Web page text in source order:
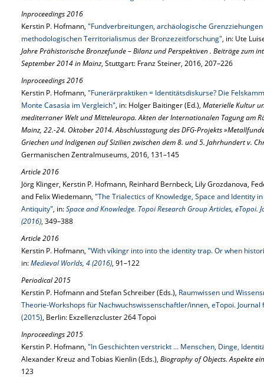
Inproceedings 2016
Kerstin P. Hofmann, "Fundverbreitungen, archäologische
methodologischen Territorialismus der Bronzezeitforschung", in: Ute
Jahre Prähistorische Bronzefunde – Bilanz und Perspektiven . Beiträge zum
September 2014 in Mainz, Stuttgart: Franz Steiner, 2016, 207–226
Inproceedings 2016
Kerstin P. Hofmann, "Funerärpraktiken = Identitätsdiskurse? Die
Monte Casasia im Vergleich", in: Holger Baitinger (Ed.), Materielle Kultur
mediterraner Welt und Mitteleuropa. Akten der Internationalen Tagung am
Mainz, 22.-24. Oktober 2014. Abschlusstagung des DFG-Projekts
Griechen und Indigenen auf Sizilien zwischen dem 8. und 5. Jahrhundert v.
Germanischen Zentralmuseums, 2016, 131–145
Article 2016
Jörg Klinger, Kerstin P. Hofmann, Reinhard Bernbeck, Lily Grozdanova,
and Felix Wiedemann, "The Trialectics of Knowledge, Space and Identity
Antiquity", in:Space and Knowledge. Topoi Research Group Articles, eTopoi.
(2016), 349–388
Article 2016
Kerstin P. Hofmann, "With víkingr into into the identity trap. Or when
in:Medieval Worlds, 4 (2016), 91–122
Periodical 2015
Kerstin P. Hofmann and Stefan Schreiber (Eds.), Raumwissen und
Theorie-Workshops für Nachwuchswissenschaftler/innen, eTopoi. Journal
(2015), Berlin: Exzellenzcluster 264 Topoi
Inproceedings 2015
Kerstin P. Hofmann, "In Geschichten verstrickt ... Menschen, Dinge,
Alexander Kreuz and Tobias Kienlin (Eds.), Biography of Objects. Aspekte
123